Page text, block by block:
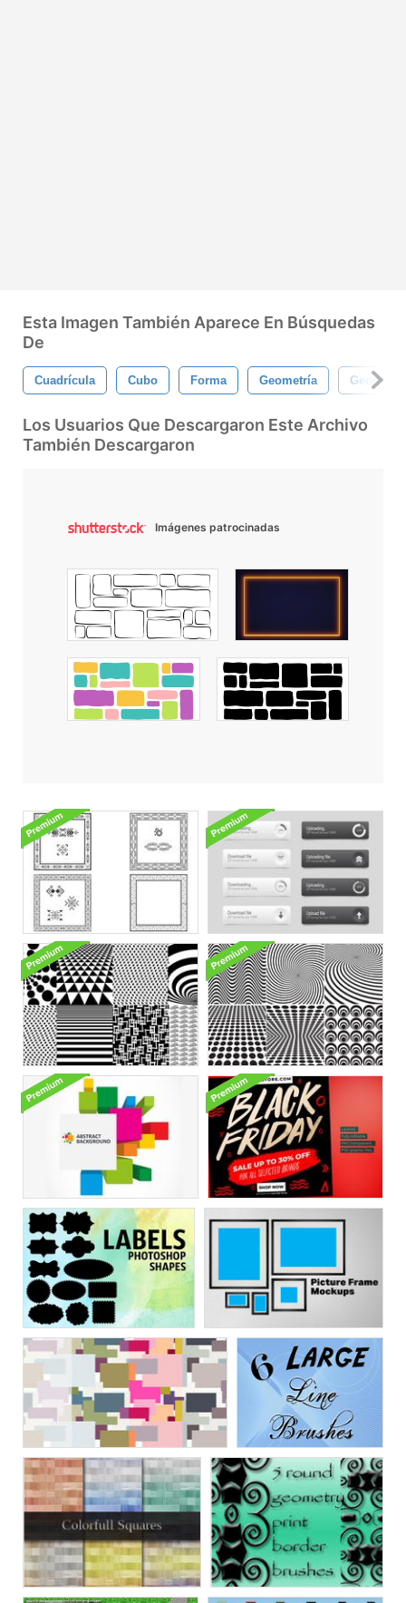
Esta Imagen También Aparece En Búsquedas
De
Cuadrícula Cubo Forma Geometría
Los Usuarios Que Descargaron Este Archivo
También Descargaron
Imágenes patrocinadas